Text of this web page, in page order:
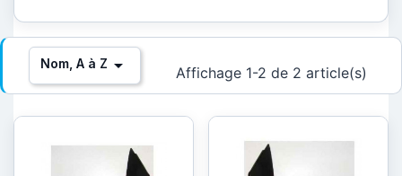
Nom, A à Z  Affichage 1-2 de 2 article(s)